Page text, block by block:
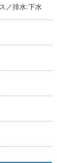
／排水:下水